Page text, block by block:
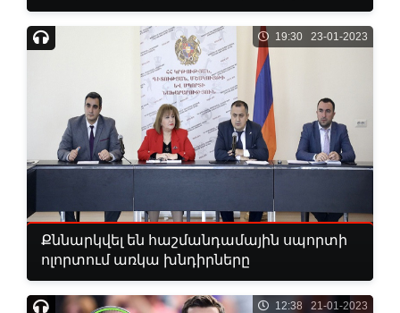
19:30 23-01-2023
Քննարկվել են հաշմանդամային սպորտի
ոլորտում առկա խնդիրները
12:38 21-01-2023